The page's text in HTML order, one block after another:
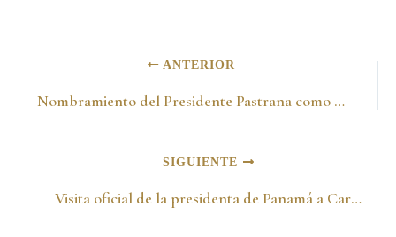
ANTERIOR
Nombramiento del Presidente Pastrana como miembro de la Orden de Santa Brígida -Mayo del 2002-
SIGUIENTE
Visita oficial de la presidenta de Panamá a Cartagena -Octubre del 2002-